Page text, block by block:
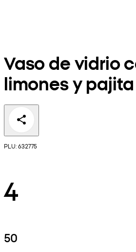
Vaso de vidrio
limones y
PLU: 632775
4
50